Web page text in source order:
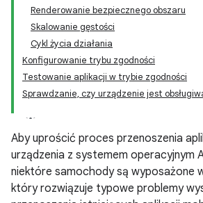
Renderowanie bezpiecznego obszaru
Skalowanie gęstości
Cykl życia działania
Konfigurowanie trybu zgodności
Testowanie aplikacji w trybie zgodności
Sprawdzanie, czy urządzenie jest
Aby uprościć proces przenoszenia
urządzenia z systemem operacyjnym
niektóre samochody są wyposażone
który rozwiązuje typowe problemy